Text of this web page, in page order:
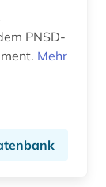
PNSD-
Mehr